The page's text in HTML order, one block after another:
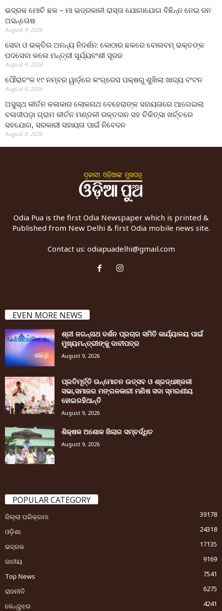
ଭଦ୍ରକ ମୋଚି ଛକ – ମା ଭଦ୍ରକାଳୀ ରାସ୍ତା ଯୋଗାଯୋଗ ବିଛିନ୍ନ ନେଇ ଜନ
ଅସନ୍ତୋଷ
August 9, 2026
ସେବା ଓ ଭକ୍ତିର ଅନନ୍ୟ ନିଦର୍ଶନ: କୋଠାର ଛକରେ ବୋଲବମ୍ ଭକ୍ତଙ୍କ
ପଦସେବା କଲେ ମନ୍ତ୍ରୀ ସୂର୍ଯ୍ୟବଂଶୀ ସୂରଜ
August 9, 2026
ପୌରାଚଂଳ ୧୯ ନମ୍ବର ୱାର୍ଡ଼ରେ କଂଗ୍ରେସ ପକ୍ଷରୁ ଶୁଖିଲା ଖାଦ୍ୟ ବଂଟନ
August 8, 2026
ଅସୁସ୍ଥ କୀର୍ତନ କଳାକାର ଲୋକନାଥ ବେହେରାଙ୍କ ସହାୟତାରେ ଆଗେଇଲା
ବଳାଜୀପଡ଼ା ଗ୍ରାମ କୀର୍ତନ ମଣ୍ଡଳୀ ରକ୍ତଦାନ ସହ ଚିକିତ୍ସା ଖର୍ଚ୍ଚରେ
ସହଯୋଗ, ସରକାରୀ ସହାୟତା ପାଇଁ ନିବେଦନ
August 8, 2026
Odia Pua is the first Odia Newspaper which is printed &
Published from New Delhi & first Odia mobile news site.
Contact us: odiapuadelhi@gmail.com
EVEN MORE NEWS
ଶ୍ରୀ ଜଗନ୍ନାଥ ଦର୍ଶନ ପ୍ରଚାର ସମିତି କାର୍ଯ୍ୟାଳୟ ପାଇଁ
ମୁଖ୍ୟମନ୍ତ୍ରୀଙ୍କୁ ଦାବୀପତ୍ର
August 9, 2026
ପ୍ରତିମୂର୍ତ୍ତି ଉନ୍ମୋଚନ ଉତ୍ସବ ଓ ଶ୍ରଦ୍ଧାଞ୍ଜଳୀ
ସଭା,ସମାଜର ମଙ୍ଗଳକାରୀ ମଣିଷ ସଦା ସ୍ମରଣୀୟ
ହୋଇରହିଥାନ୍ତି
August 9, 2026
ଶିକ୍ଷକ ଅଶୋକ ଖିଲାର ସମ୍ବର୍ଦ୍ଧିତ
August 9, 2026
POPULAR CATEGORY
ଜିଲ୍ଲା ପରିକ୍ରମା
39178
ଓଡ଼ିଶା
24318
ଭଦ୍ରକ
17135
ଜାତୀୟ
9169
Top News
7541
ରାଜନୀତି
6275
କେନ୍ଦୁଝର
4241